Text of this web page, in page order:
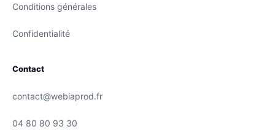
Conditions générales
Confidentialité
Contact
contact@webiaprod.fr
04 80 80 93 30